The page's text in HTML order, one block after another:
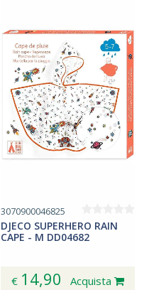
3070900046825
DJECO SUPERHERO RAIN
CAPE - M DD04682
€ 14,90 Acquista